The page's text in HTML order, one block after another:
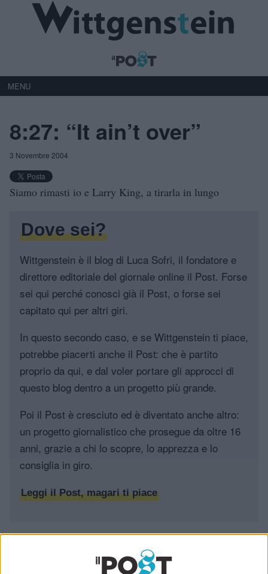
MENU
8:27: “It ain’t over”
3 Novembre 2004
Siamo rimasti io e Larry King, a tirarla in lungo
Dove sei?
Wittgenstein è il blog di Luca Sofri, il fondatore e
direttore editoriale del giornale online il Post. Forse
sei qui perché conosci già il Post, o forse sei
capitato qui per altri giri.
In questo secondo caso, e se Wittgenstein ti piace,
potrebbe piacerti anche il Post: che è partito
proprio da qui, e dal voler portare gli approcci di
questo blog dentro a un progetto più grande.
Poi il Post è cresciuto ed è diventato anche altro:
un progetto giornalistico che prosegue da oltre 16
anni, grazie a chi lo scopre, lo apprezza e lo
consiglia in giro.
Leggi il Post, magari ti piace